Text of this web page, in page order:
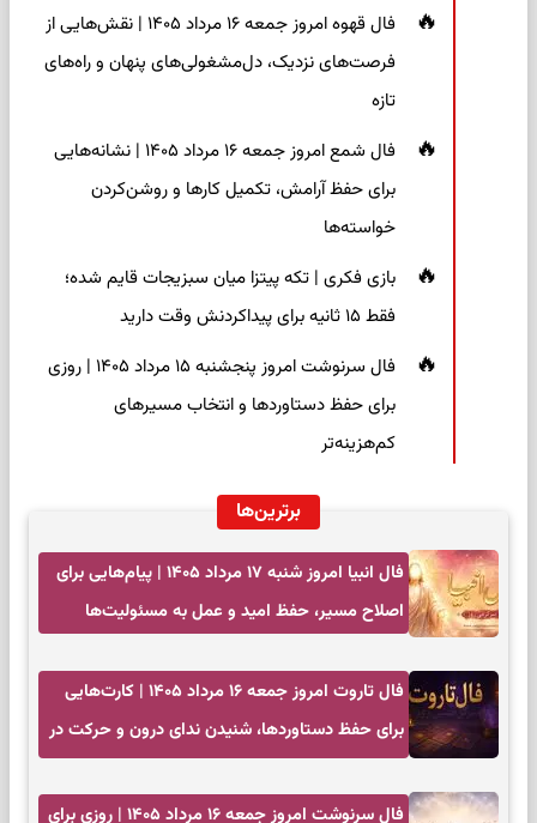
فال قهوه امروز جمعه ۱۶ مرداد ۱۴۰۵ | نقش‌هایی از
فرصت‌های نزدیک، دل‌مشغولی‌های پنهان و راه‌های
تازه
فال شمع امروز جمعه ۱۶ مرداد ۱۴۰۵ | نشانه‌هایی
برای حفظ آرامش، تکمیل کارها و روشن‌کردن
خواسته‌ها
بازی فکری | تکه پیتزا میان سبزیجات قایم شده؛
فقط ۱۵ ثانیه برای پیداکردنش وقت دارید
فال سرنوشت امروز پنجشنبه ۱۵ مرداد ۱۴۰۵ | روزی
برای حفظ دستاوردها و انتخاب مسیرهای
کم‌هزینه‌تر
برترین‌ها
فال انبیا امروز شنبه ۱۷ مرداد ۱۴۰۵ | پیام‌هایی برای
اصلاح مسیر، حفظ امید و عمل به مسئولیت‌ها
فال تاروت امروز جمعه ۱۶ مرداد ۱۴۰۵ | کارت‌هایی
برای حفظ دستاوردها، شنیدن ندای درون و حرکت در
فال سرنوشت امروز جمعه ۱۶ مرداد ۱۴۰۵ | روزی برای